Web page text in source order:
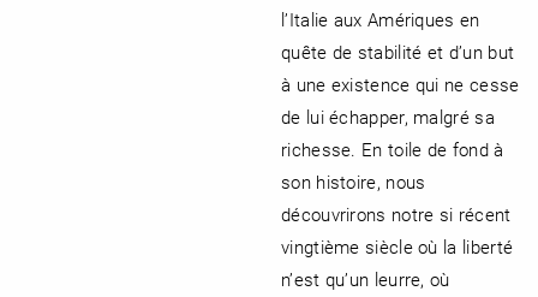
l’Italie aux Amériques en
quête de stabilité et d’un but
à une existence qui ne cesse
de lui échapper, malgré sa
richesse. En toile de fond à
son histoire, nous
découvrirons notre si récent
vingtième siècle où la liberté
n’est qu’un leurre, où